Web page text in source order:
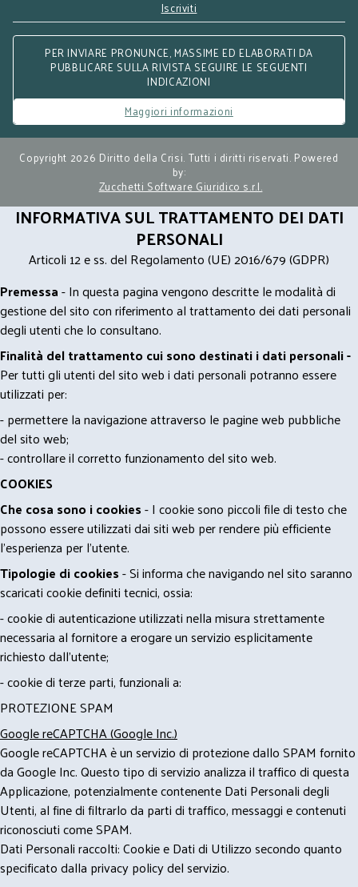
Iscriviti
PER INVIARE PRONUNCE, MASSIME ED ELABORATI DA
PUBBLICARE SULLA RIVISTA SEGUIRE LE SEGUENTI
INDICAZIONI
Maggiori informazioni
Copyright 2026 Diritto della Crisi. Tutti i diritti riservati. Powered
by:
Zucchetti Software Giuridico s.r.l.
INFORMATIVA SUL TRATTAMENTO DEI DATI
PERSONALI
Articoli 12 e ss. del Regolamento (UE) 2016/679 (GDPR)
Premessa- In questa pagina vengono descritte le modalità di
gestione del sito con riferimento al trattamento dei dati personali
degli utenti che lo consultano.
Finalità del trattamento cui sono destinati i dati personali -
Per tutti gli utenti del sito web i dati personali potranno essere
utilizzati per:
- permettere la navigazione attraverso le pagine web pubbliche
del sito web;
- controllare il corretto funzionamento del sito web.
COOKIES
Che cosa sono i cookies- I cookie sono piccoli file di testo che
possono essere utilizzati dai siti web per rendere più efficiente
l'esperienza per l'utente.
Tipologie di cookies- Si informa che navigando nel sito saranno
scaricati cookie definiti tecnici, ossia:
- cookie di autenticazione utilizzati nella misura strettamente
necessaria al fornitore a erogare un servizio esplicitamente
richiesto dall'utente;
- cookie di terze parti, funzionali a:
PROTEZIONE SPAM
Google reCAPTCHA (Google Inc.)
Google reCAPTCHA è un servizio di protezione dallo SPAM fornito
da Google Inc. Questo tipo di servizio analizza il traffico di questa
Applicazione, potenzialmente contenente Dati Personali degli
Utenti, al fine di filtrarlo da parti di traffico, messaggi e contenuti
riconosciuti come SPAM.
Dati Personali raccolti: Cookie e Dati di Utilizzo secondo quanto
specificato dalla privacy policy del servizio.